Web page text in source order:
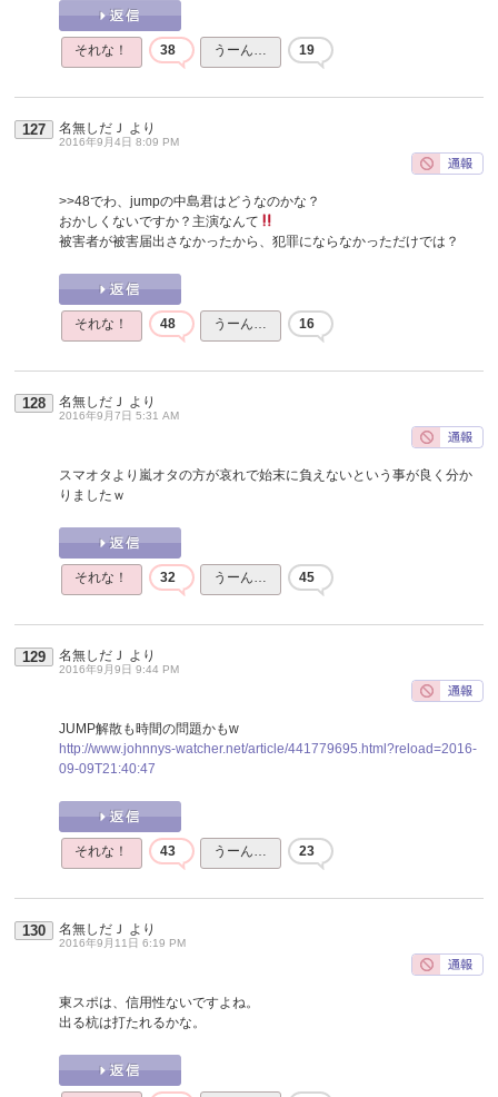
それな！ 38 うーん… 19
127 名無しだＪ より
2016年9月4日 8:09 PM
>>48でわ、jumpの中島君はどうなのかな？
おかしくないですか？主演なんて
被害者が被害届出さなかったから、犯罪にならなかっただけでは？
それな！ 48 うーん… 16
128 名無しだＪ より
2016年9月7日 5:31 AM
スマオタより嵐オタの方が哀れで始末に負えないという事が良く分か
りましたｗ
それな！ 32 うーん… 45
129 名無しだＪ より
2016年9月9日 9:44 PM
JUMP解散も時間の問題かもw
http://www.johnnys-watcher.net/article/441779695.html?reload=2016-
09-09T21:40:47
それな！ 43 うーん… 23
130 名無しだＪ より
2016年9月11日 6:19 PM
東スポは、信用性ないですよね。
出る杭は打たれるかな。